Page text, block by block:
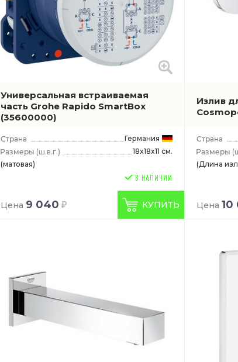
Универсальная встраиваемая
часть Grohe Rapido SmartBox
(35600000)
Германия
(ш.в.г.)
18x18x11 см.
(матовая)
Цена 9 040 КУПИТЬ
Излив
(Длина
Цена 10